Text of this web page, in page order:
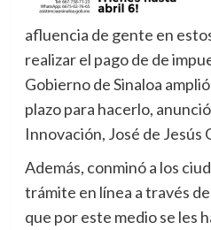
afluencia de gente en
realizar el pago de de
Gobierno de Sinaloa
plazo para hacerlo,
Innovación, José de Jesús
Además, conminó a los
trámite en línea a través
que por este medio se les